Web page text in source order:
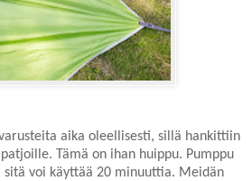
aika oleellisesti, sillä hankittiin
Tämä on ihan huippu. Pumppu
sitä voi käyttää 20 minuuttia. Meidän